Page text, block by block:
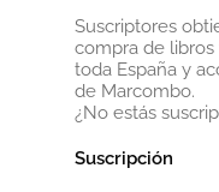
Suscriptores
compra de libros
toda España y
de Marcombo.
¿No estás
Suscripción